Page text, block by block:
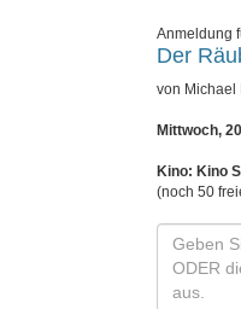
Anmeldung
Der
von Michael
Mittwoch,
Kino: Kino
(noch 50